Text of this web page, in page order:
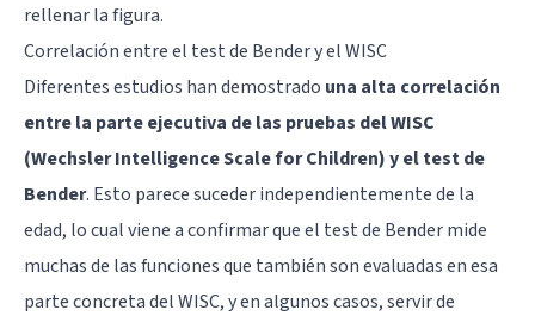
rellenar la figura.
Correlación entre el test de Bender y el WISC
Diferentes estudios han demostrado una alta correlación
entre la parte ejecutiva de las pruebas del WISC
(Wechsler Intelligence Scale for Children) y el test de
Bender. Esto parece suceder independientemente de la
edad, lo cual viene a confirmar que el test de Bender mide
muchas de las funciones que también son evaluadas en esa
parte concreta del WISC, y en algunos casos, servir de